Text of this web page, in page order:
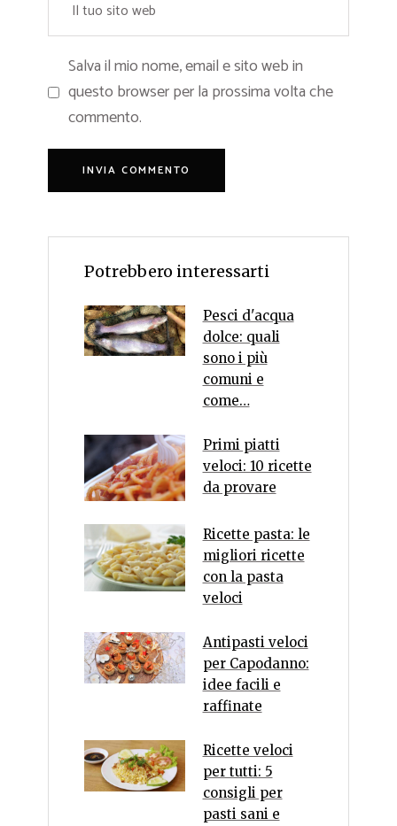
Salva il mio nome, email e sito web in
questo browser per la prossima volta che
commento.
Potrebbero interessarti
Pesci d'acqua
dolce: quali
sono i più
comuni e
come…
Primi piatti
veloci: 10 ricette
da provare
Ricette pasta: le
migliori ricette
con la pasta
veloci
Antipasti veloci
per Capodanno:
idee facili e
raffinate
Ricette veloci
per tutti: 5
consigli per
pasti sani e